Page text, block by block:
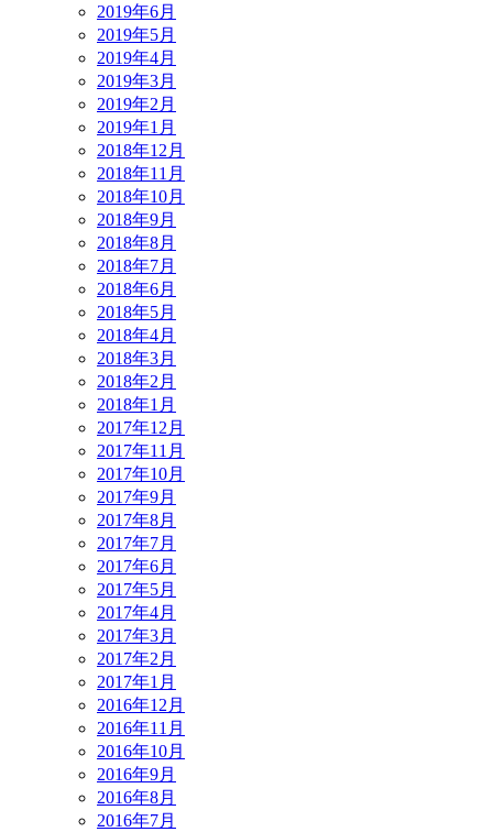
2019年6月
2019年5月
2019年4月
2019年3月
2019年2月
2019年1月
2018年12月
2018年11月
2018年10月
2018年9月
2018年8月
2018年7月
2018年6月
2018年5月
2018年4月
2018年3月
2018年2月
2018年1月
2017年12月
2017年11月
2017年10月
2017年9月
2017年8月
2017年7月
2017年6月
2017年5月
2017年4月
2017年3月
2017年2月
2017年1月
2016年12月
2016年11月
2016年10月
2016年9月
2016年8月
2016年7月